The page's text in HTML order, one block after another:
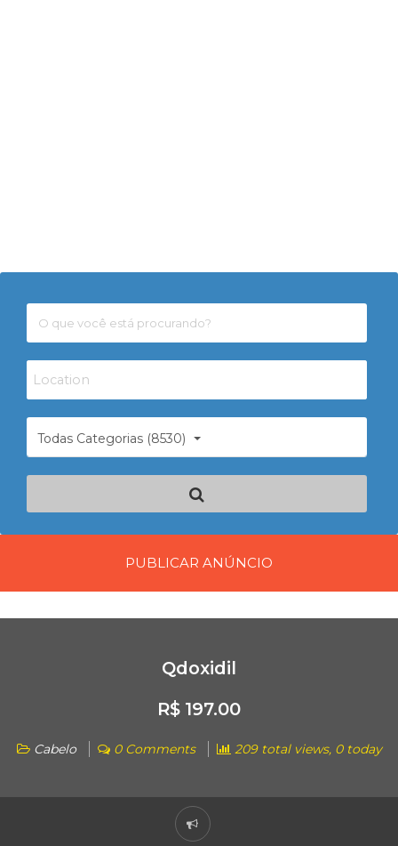
Todas Categorias (8530)
PUBLICAR ANÚNCIO
Qdoxidil
R$ 197.00
Cabelo 0 Comments 209 total views, 0 today